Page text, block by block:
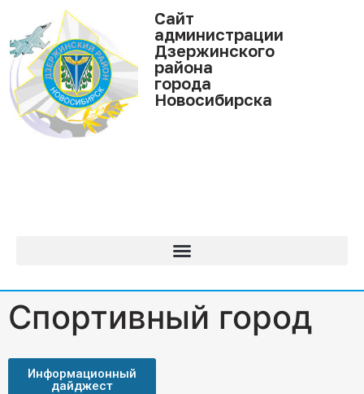
Cайт
администрации
Дзержинского
района
города
Новосибирска
Спортивный город
Информационный
дайджест